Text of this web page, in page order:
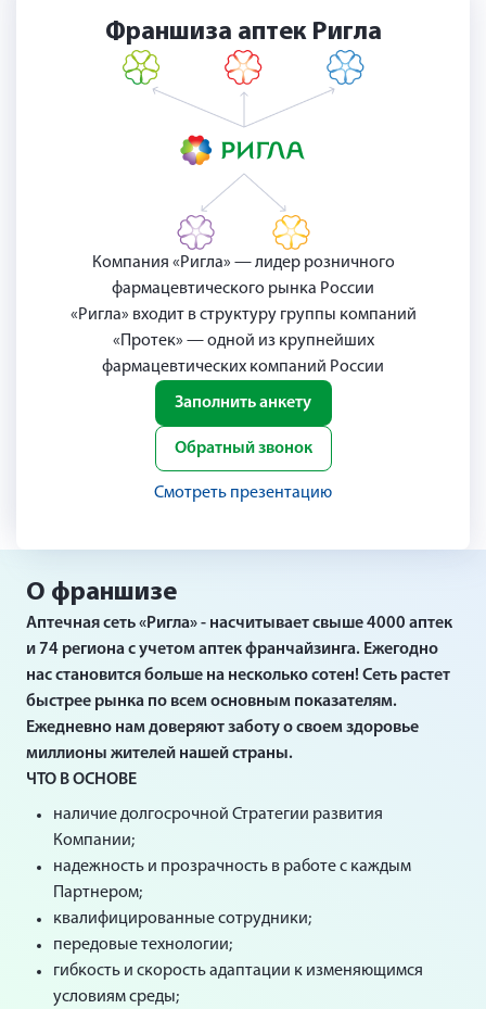
Франшиза аптек Ригла
Компания «Ригла» — лидер розничного
фармацевтического рынка России
«Ригла» входит в структуру группы компаний
«Протек» — одной из крупнейших
фармацевтических компаний России
Заполнить анкету
Обратный звонок
Смотреть презентацию
О франшизе
Аптечная сеть «Ригла» - насчитывает свыше 4000 аптек
и 74 региона с учетом аптек франчайзинга. Ежегодно
нас становится больше на несколько сотен! Сеть растет
быстрее рынка по всем основным показателям.
Ежедневно нам доверяют заботу о своем здоровье
миллионы жителей нашей страны.
ЧТО В ОСНОВЕ
наличие долгосрочной Стратегии развития
Компании;
надежность и прозрачность в работе с каждым
Партнером;
квалифицированные сотрудники;
передовые технологии;
гибкость и скорость адаптации к изменяющимся
условиям среды;